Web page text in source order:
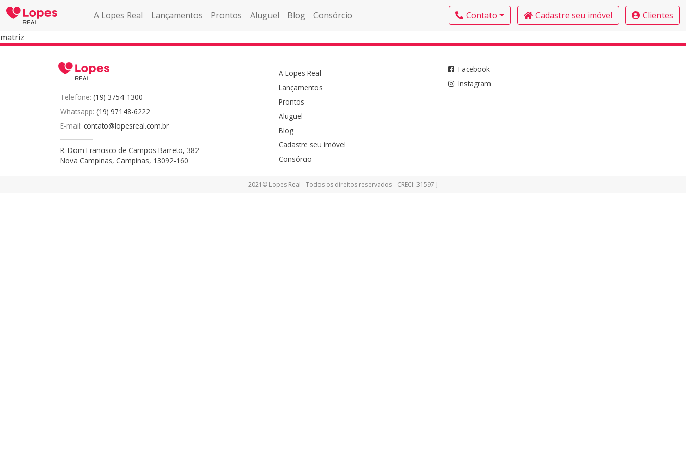
A Lopes Real Lançamentos Prontos Aluguel Blog Consórcio Contato Cadastre seu imóvel
Clientes
matriz
Telefone: (19) 3754-1300
Whatsapp: (19) 97148-6222
E-mail: contato@lopesreal.com.br
R. Dom Francisco de Campos Barreto, 382
Nova Campinas, Campinas, 13092-160
A Lopes Real
Lançamentos
Prontos
Aluguel
Blog
Cadastre seu imóvel
Consórcio
Facebook
Instagram
2021© Lopes Real - Todos os direitos reservados - CRECI: 31597-J